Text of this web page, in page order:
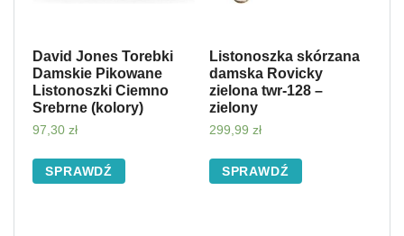
David Jones Torebki
Damskie Pikowane
Listonoszki Ciemno
Srebrne (kolory)
97,30 zł
SPRAWDŹ
Listonoszka skórzana
damska Rovicky
zielona twr-128 –
zielony
299,99 zł
SPRAWDŹ